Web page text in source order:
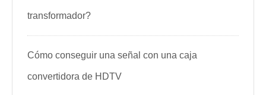
transformador?
Cómo conseguir una señal con una caja
convertidora de HDTV